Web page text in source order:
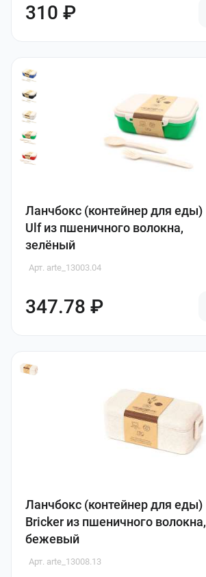
310 ₽
Ланчбокс (контейнер для еды)
Ulf из пшеничного волокна,
зелёный
Арт. arte_13003.04
347.78 ₽
Ланчбокс (контейнер для еды)
Bricker из пшеничного волокна,
бежевый
Арт. arte_13008.13